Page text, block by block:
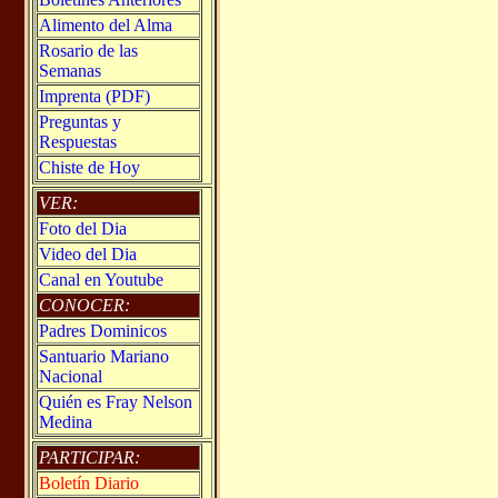
Alimento del Alma
Rosario de las
Semanas
Imprenta (PDF)
Preguntas y
Respuestas
Chiste de Hoy
VER:
Foto del Dia
Video del Dia
Canal en Youtube
CONOCER:
Padres Dominicos
Santuario Mariano
Nacional
Quién es Fray Nelson
Medina
PARTICIPAR:
Boletín Diario